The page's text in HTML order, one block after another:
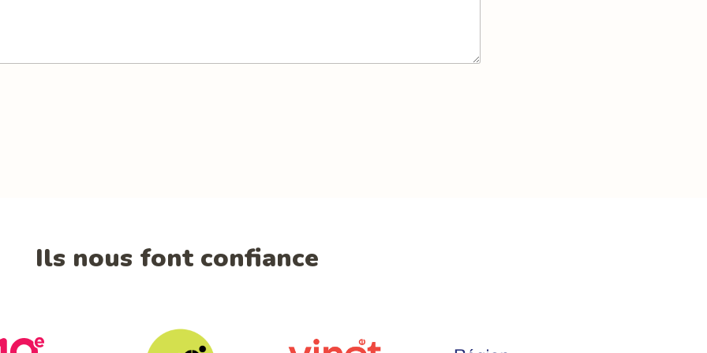
Ils nous font confiance